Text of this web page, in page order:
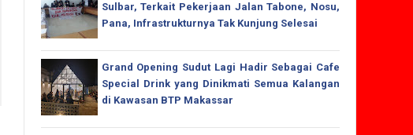
Sulbar, Terkait Pekerjaan Jalan Tabone, Nosu,
Pana, Infrastrukturnya Tak Kunjung Selesai
Grand Opening Sudut Lagi Hadir Sebagai Cafe
Special Drink yang Dinikmati Semua Kalangan
di Kawasan BTP Makassar